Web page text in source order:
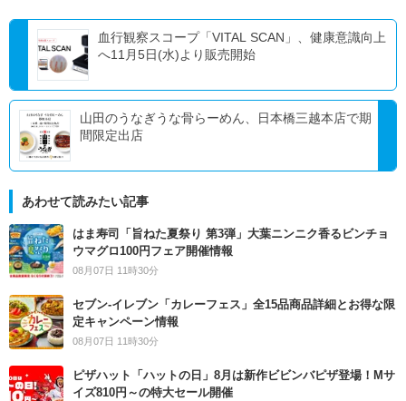
血行観察スコープ「VITAL SCAN」、健康意識向上
へ11月5日(水)より販売開始
山田のうなぎうな骨らーめん、日本橋三越本店で期
間限定出店
あわせて読みたい記事
はま寿司「旨ねた夏祭り 第3弾」大葉ニンニク香るビンチョ
ウマグロ100円フェア開催情報
08月07日 11時30分
セブン‐イレブン「カレーフェス」全15品商品詳細とお得な限
定キャンペーン情報
08月07日 11時30分
ピザハット「ハットの日」8月は新作ビビンバピザ登場！Mサ
イズ810円～の特大セール開催